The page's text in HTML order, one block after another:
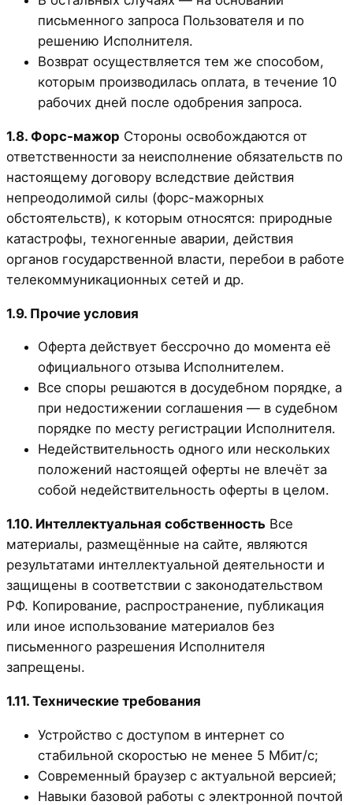
письменного запроса Пользователя и по
решению Исполнителя.
Возврат осуществляется тем же способом,
которым производилась оплата, в течение 10
рабочих дней после одобрения запроса.
1.8. Форс-мажор Стороны освобождаются от
ответственности за неисполнение обязательств по
настоящему договору вследствие действия
непреодолимой силы (форс-мажорных
обстоятельств), к которым относятся: природные
катастрофы, техногенные аварии, действия
органов государственной власти, перебои в работе
телекоммуникационных сетей и др.
1.9. Прочие условия
Оферта действует бессрочно до момента её
официального отзыва Исполнителем.
Все споры решаются в досудебном порядке, а
при недостижении соглашения — в судебном
порядке по месту регистрации Исполнителя.
Недействительность одного или нескольких
положений настоящей оферты не влечёт за
собой недействительность оферты в целом.
1.10. Интеллектуальная собственность Все
материалы, размещённые на сайте, являются
результатами интеллектуальной деятельности и
защищены в соответствии с законодательством
РФ. Копирование, распространение, публикация
или иное использование материалов без
письменного разрешения Исполнителя
запрещены.
1.11. Технические требования
Устройство с доступом в интернет со
стабильной скоростью не менее 5 Мбит/с;
Современный браузер с актуальной версией;
Навыки базовой работы с электронной почтой